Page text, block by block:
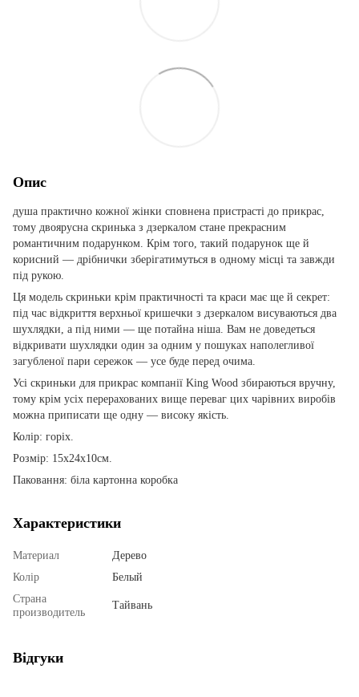
Опис
душа практично кожної жінки сповнена пристрасті до прикрас,
тому двоярусна скринька з дзеркалом стане прекрасним
романтичним подарунком. Крім того, такий подарунок ще й
корисний — дрібнички зберігатимуться в одному місці та завжди
під рукою.
Ця модель скриньки крім практичності та краси має ще й секрет:
під час відкриття верхньої кришечки з дзеркалом висуваються два
шухлядки, а під ними — ще потайна ніша. Вам не доведеться
відкривати шухлядки один за одним у пошуках наполегливої
загубленої пари сережок — усе буде перед очима.
Усі скриньки для прикрас компанії King Wood збираються вручну,
тому крім усіх перерахованих вище переваг цих чарівних виробів
можна приписати ще одну — високу якість.
Колір: горіх.
Розмір: 15х24х10см.
Паковання: біла картонна коробка
Характеристики
Материал
Дерево
Колір
Белый
Страна
производитель
Тайвань
Відгуки